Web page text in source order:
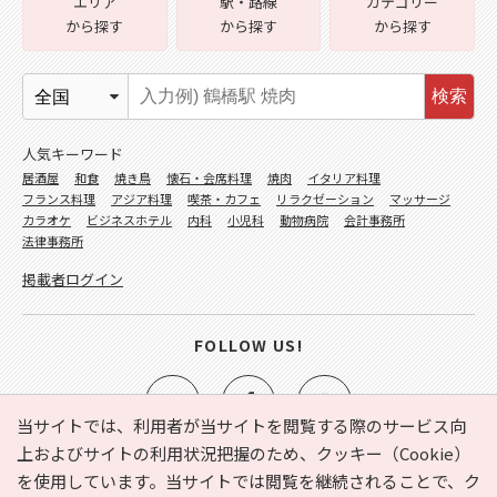
当サイトでは、利用者が当サイトを閲覧する際のサービス向
上およびサイトの利用状況把握のため、クッキー（Cookie）
を使用しています。当サイトでは閲覧を継続されることで、ク
e-NAVITA（イーナビタ）とは？ お気に入り ヘルプ
から探す
から探す
から探す
検索
人気キーワード
居酒屋 和食 焼き鳥 懐石・会席料理 焼肉
イタリア料理
フランス料理
アジア料理 喫茶・カフェ リラクゼーション
マッサージ
カラオケ
ビジネスホテル 内科 小児科 動物病院
会計事務所
法律事務所
掲載者ログイン
FOLLOW US!